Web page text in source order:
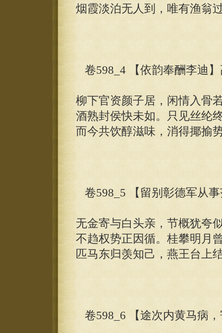
烟霞淡泊无人到，唯有渔翁
卷598_4 【依韵奉酬李迪
柳下官资颜子居，闲情入骨
酒熟封侯快未如。只见丝纶
而今共饮醇滋味，消得揶揄
卷598_5 【留别彰德军从
无金寄与白头亲，节概犹夸
不趋权势正因循。桂攀明月
匹马东归羡知己，燕王台上
卷598_6 【途次内黄马病